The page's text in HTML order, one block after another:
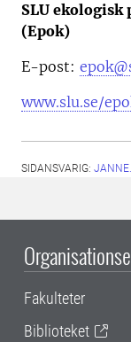
SLU
(Epok)
E-post:
www.slu.se/
SIDANSVARIG:
Fakulteter
Biblioteket